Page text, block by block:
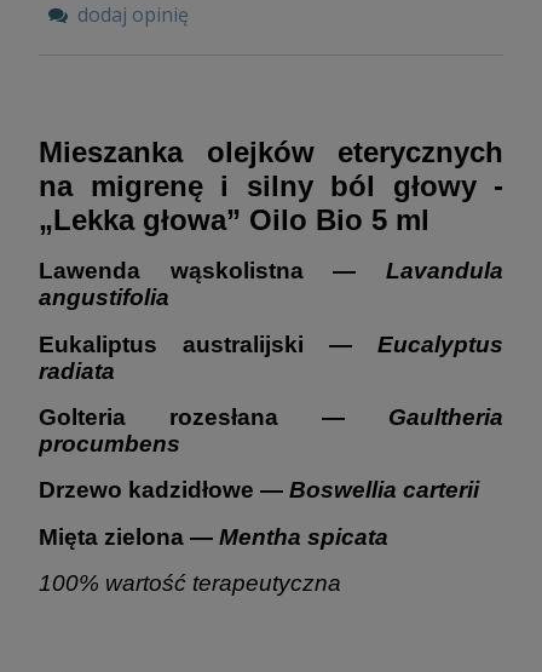
dodaj opinię
Mieszanka olejków eterycznych
na migrenę i silny ból głowy -
„Lekka głowa” Oilo Bio 5 ml
Lawenda wąskolistna — Lavandula
angustifolia
Eukaliptus australijski — Eucalyptus
radiata
Golteria rozesłana — Gaultheria
procumbens
Drzewo kadzidłowe — Boswellia carterii
Mięta zielona — Mentha spicata
100% wartość terapeutyczna